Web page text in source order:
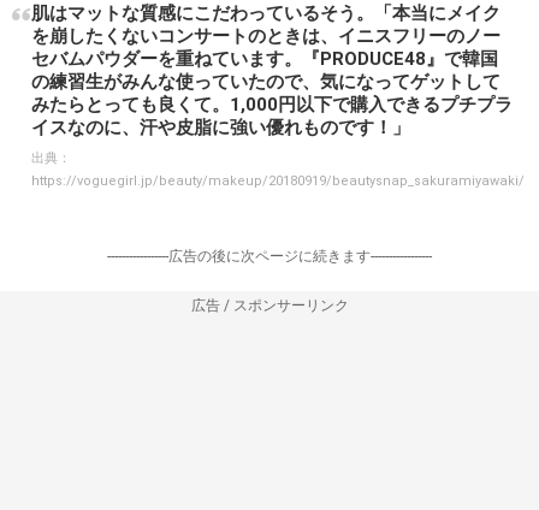
肌はマットな質感にこだわっているそう。「本当にメイク
を崩したくないコンサートのときは、イニスフリーのノー
セバムパウダーを重ねています。『PRODUCE48』で韓国
の練習生がみんな使っていたので、気になってゲットして
みたらとっても良くて。1,000円以下で購入できるプチプラ
イスなのに、汗や皮脂に強い優れものです！」
出典：
https://voguegirl.jp/beauty/makeup/20180919/beautysnap_sakuramiyawaki/
-----------------広告の後に次ページに続きます-----------------
広告 / スポンサーリンク